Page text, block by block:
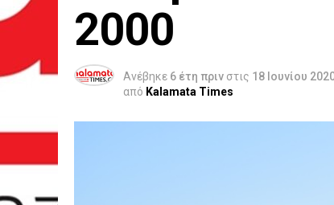
2000
Ανέβηκε 6 έτη πριν στις 18 Ιουνίου
από Kalamata Times